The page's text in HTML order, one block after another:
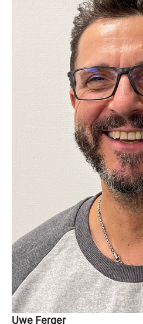
Uwe Ferger